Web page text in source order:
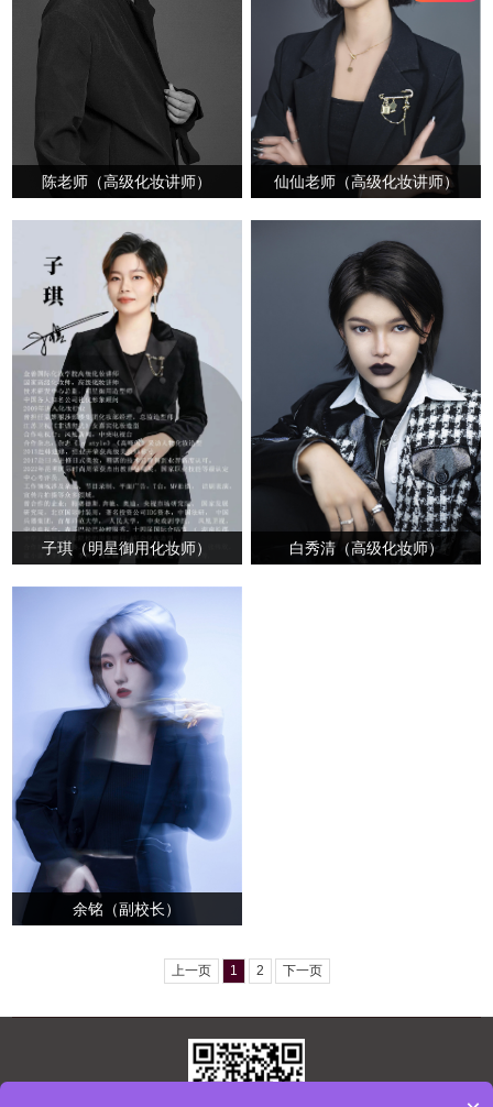
陈老师（高级化妆讲师） 仙仙老师（高级化妆讲师）
子琪（明星御用化妆师） 白秀清（高级化妆师）
余铭（副校长）
上一页 1 2 下一页